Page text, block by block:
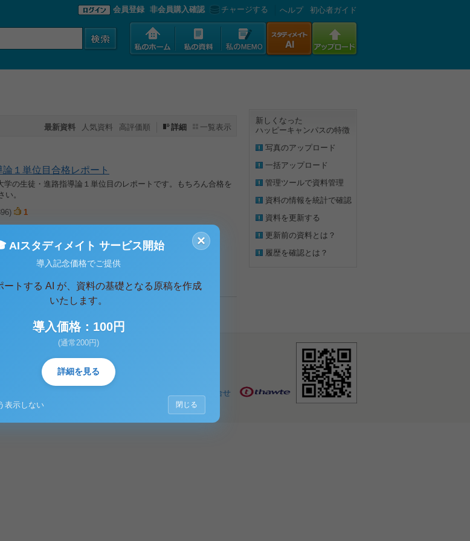
会員登録 非会員購入確認 チャージする へルプ 初心者ガイド
最新資料 人気資料 高評価順 詳細 一覧表示
１単位目合格レポート
の生徒・進路指導論１単位目のレポートです。もちろん合格を
。
1
新しくなった
ハッピーキャンパスの特徴
写真のアップロード
一括アップロード
管理ツールで資料管理
資料の情報を統計で確認
資料を更新する
更新前の資料とは？
履歴を確認とは？
検索
お問合せ
×
AIスタディメイト サービス開始
導入記念価格でご提供
ートする AI が、資料の基礎となる原稿を作成
いたします。
導入価格：100円
(通常200円)
詳細を見る
表示しない 閉じる